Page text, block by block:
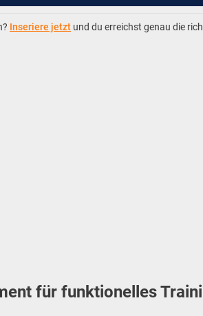
Inseriere jetzt und du erreichst genau die
für funktionelles